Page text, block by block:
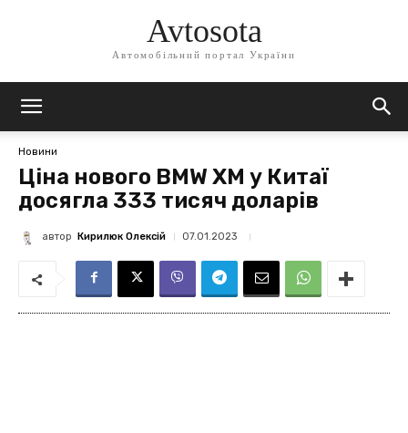
Avtosota
Автомобільний портал України
Новини
Ціна нового BMW XM у Китаї
досягла 333 тисяч доларів
автор Кирилюк Олексій 07.01.2023